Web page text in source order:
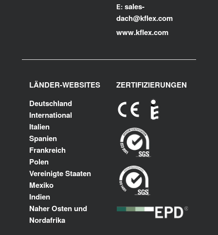
E: sales-
dach@kflex.com
www.kflex.com
LÄNDER-WEBSITES
Deutschland
International
Italien
Spanien
Frankreich
Polen
Vereinigte Staaten
Mexiko
Indien
Naher Osten und
Nordafrika
ZERTIFIZIERUNGEN